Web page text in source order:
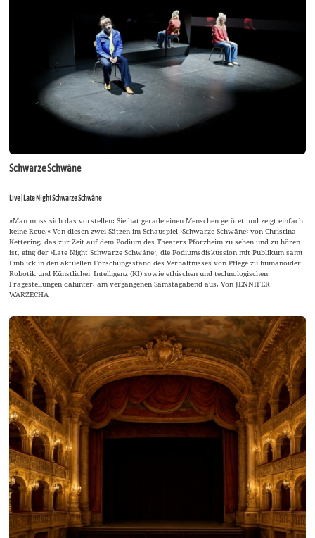
Schwarze Schwäne
Live | Late Night Schwarze Schwäne
»Man muss sich das vorstellen: Sie hat gerade einen Menschen getötet und zeigt einfach
keine Reue.« Von diesen zwei Sätzen im Schauspiel ›Schwarze Schwäne‹ von Christina
Kettering, das zur Zeit auf dem Podium des Theaters Pforzheim zu sehen und zu hören
ist, ging der ›Late Night Schwarze Schwäne‹, die Podiumsdiskussion mit Publikum samt
Einblick in den aktuellen Forschungsstand des Verhältnisses von Pflege zu humanoider
Robotik und Künstlicher Intelligenz (KI) sowie ethischen und technologischen
Fragestellungen dahinter, am vergangenen Samstagabend aus. Von JENNIFER
WARZECHA